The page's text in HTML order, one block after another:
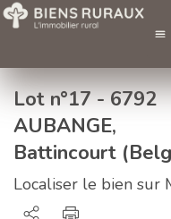
Lot n°17 - 6792
AUBANGE,
Battincourt
Localiser le bien sur